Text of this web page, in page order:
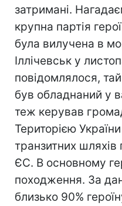
затримані.
крупна партія
була вилучена в
Іллічевськ у
повідомлялося,
був обладнаний у
теж керував
Територією
транзитних шляхів
ЄС. В основному
походження. За
близько 90%